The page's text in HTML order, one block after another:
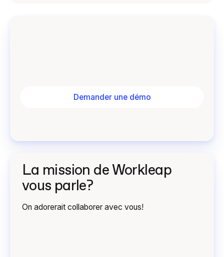
Demander une démo
La mission de Workleap
vous parle?
On adorerait collaborer avec vous!